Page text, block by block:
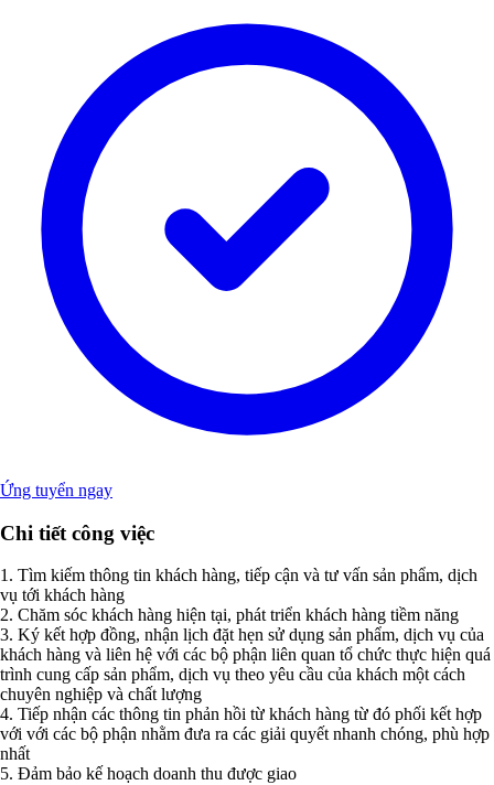
Ứng tuyển ngay
Chi tiết công việc
1. Tìm kiếm thông tin khách hàng, tiếp cận và tư vấn sản phẩm, dịch
vụ tới khách hàng
2. Chăm sóc khách hàng hiện tại, phát triển khách hàng tiềm năng
3. Ký kết hợp đồng, nhận lịch đặt hẹn sử dụng sản phẩm, dịch vụ của
khách hàng và liên hệ với các bộ phận liên quan tổ chức thực hiện quá
trình cung cấp sản phẩm, dịch vụ theo yêu cầu của khách một cách
chuyên nghiệp và chất lượng
4. Tiếp nhận các thông tin phản hồi từ khách hàng từ đó phối kết hợp
với với các bộ phận nhằm đưa ra các giải quyết nhanh chóng, phù hợp
nhất
5. Đảm bảo kế hoạch doanh thu được giao